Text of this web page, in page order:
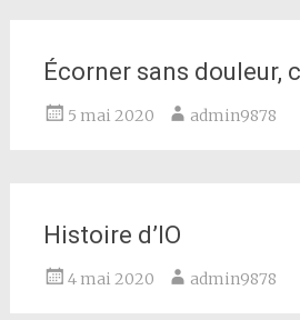
Écorner sans douleur,
5 mai 2020 admin9878
Histoire d’IO
4 mai 2020 admin9878